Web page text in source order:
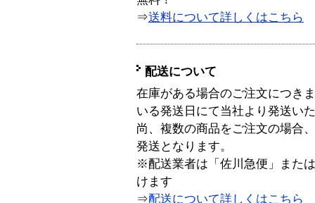
⇒送料について詳しくはこちら
配送について
在庫がある場合のご注文につき
いる発送日にて当社より発送い
尚、複数の商品をご注文の場合
発送となります。
※配送業者は「佐川急便」また
けます
⇒配送について詳しくはこちら